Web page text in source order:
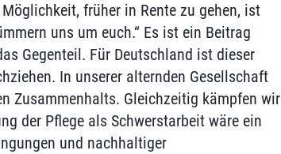
früher in Rente zu gehen, ist
uns um euch.“ Es ist ein Beitrag
Gegenteil. Für Deutschland ist dieser
In unserer alternden Gesellschaft
Zusammenhalts. Gleichzeitig kämpfen wir
der Pflege als Schwerstarbeit wäre ein
und nachhaltiger